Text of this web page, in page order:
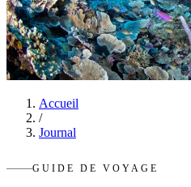
Accueil
/
Journal
GUIDE DE VOYAGE